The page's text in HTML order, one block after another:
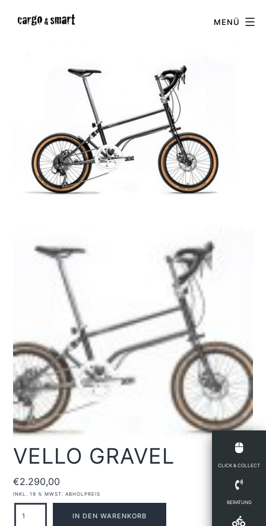
MENÜ
CLICK & COLLECT
BERATUNG
VELLO GRAVEL
€2.290,00
INKL. 19 % MWST. ABHOLPREIS
VELLO
IN DEN WARENKORB